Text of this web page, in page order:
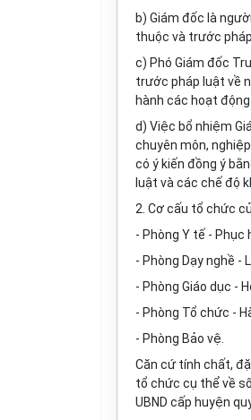
b) Giám đốc là
thuộc và trước
c) Phó Giám đốc
trước pháp luật về
hành các hoạt
d) Việc bổ nhiệm
chuyên môn,
có ý kiến đồng ý
luật và các chế độ
2. Cơ cấu tổ chức
- Phòng Y tế - Phục
- Phòng Dạy nghề -
- Phòng Giáo dục -
- Phòng Tổ chức -
- Phòng Bảo vệ.
Căn cứ tính chất,
tổ chức cụ thể về
UBND cấp huyện